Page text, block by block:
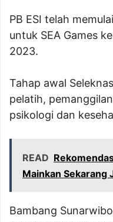
PB ESI telah
untuk SEA Games
2023.
Tahap awal
pelatih,
psikologi dan
READ
Mainkan Sekarang
Bambang